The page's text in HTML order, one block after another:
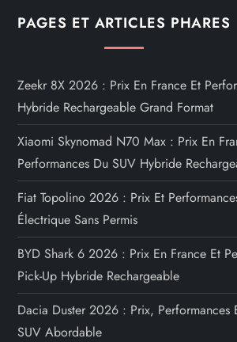
n
t
i
o
n
d
e
s
PAGES ET ARTICLES PHARES
Zeekr 8X 2026 : Prix En France Et
Hybride Rechargeable Grand Format
Xiaomi Skynomad N70 Max : Prix En
Performances Du SUV Hybride
Fiat Topolino 2026 : Prix Et
Électrique Sans Permis
BYD Shark 6 2026 : Prix En France Et
Pick-Up Hybride Rechargeable
Dacia Duster 2026 : Prix, Performances
SUV Abordable